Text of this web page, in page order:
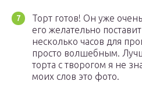
Торт готов! Он уже
его желательно
несколько часов для
просто волшебным.
торта с творогом я не
моих слов это фото.